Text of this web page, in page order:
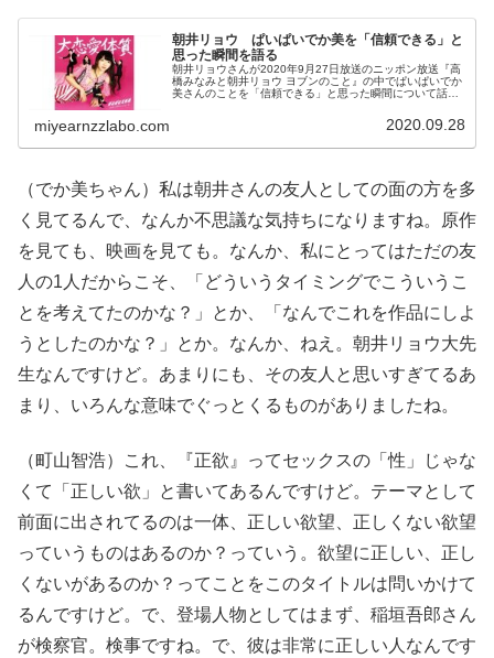
朝井リョウ ぱいぱいでか美を「信頼できる」と
思った瞬間を語る
朝井リョウさんが2020年9月27日放送のニッポン放送『高
橋みなみと朝井リョウ ヨブンのこと』の中でぱいぱいでか
美さんのことを「信頼できる」と思った瞬間について話し
miyearnzzlabo.com 2020.09.28
（でか美ちゃん）私は朝井さんの友人としての面の方を多
く見てるんで、なんか不思議な気持ちになりますね。原作
を見ても、映画を見ても。なんか、私にとってはただの友
人の1人だからこそ、「どういうタイミングでこういうこ
とを考えてたのかな？」とか、「なんでこれを作品にしよ
うとしたのかな？」とか。なんか、ねえ。朝井リョウ大先
生なんですけど。あまりにも、その友人と思いすぎてるあ
まり、いろんな意味でぐっとくるものがありましたね。
（町山智浩）これ、『正欲』ってセックスの「性」じゃな
くて「正しい欲」と書いてあるんですけど。テーマとして
前面に出されてるのは一体、正しい欲望、正しくない欲望
っていうものはあるのか？っていう。欲望に正しい、正し
くないがあるのか？ってことをこのタイトルは問いかけて
るんですけど。で、登場人物としてはまず、稲垣吾郎さん
が検察官。検事ですね。で、彼は非常に正しい人なんです